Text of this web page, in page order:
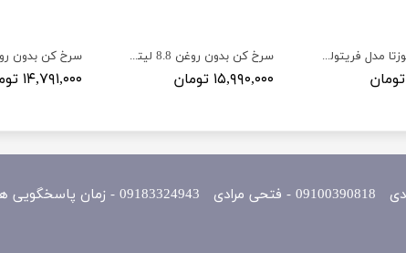
۱۴,۷۹۱,۰۰۰ تومان
سرخ کن بدون روغن 8.8 لیتر برند یونیک پرو مدل Unique pro G.S 1366
۱۵,۹۹۰,۰۰۰ تومان
سرخ کن ترموزتا مدل فریتولوزا Frittolosa fryer Termozeta model
10 الی 22